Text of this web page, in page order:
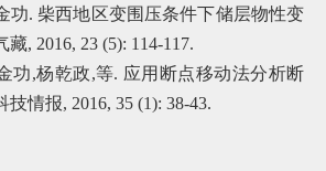
功. 柴西地区变围压条件下储层物性变
, 2016, 23 (5): 114-117.
功,杨乾政,等. 应用断点移动法分析断
情报, 2016, 35 (1): 38-43.